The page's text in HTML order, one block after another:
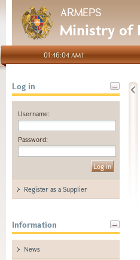
ARMEPS
Ministry of
01:46:04 AMT
Log in
Username:
Password:
Register as a Supplier
Information
News